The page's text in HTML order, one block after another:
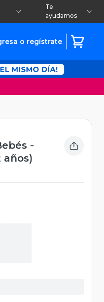
Te
ayudamos
o regístrate
-
años)